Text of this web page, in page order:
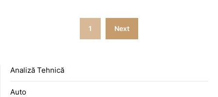
1 Next
Analiză Tehnică
Auto